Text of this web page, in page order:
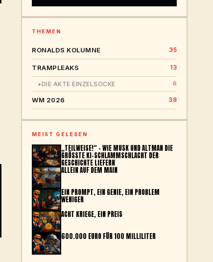
THEMEN
RONALDS KOLUMNE 35
TRAMPLEAKS 13
▸DIE AKTE EINZELSOCKE 6
WM 2026 38
MEIST GELESEN
„TEILWEISE!“ – WIE MUSK UND ALTMAN DIE
GRÖSSTE KI-SCHLAMMSCHLACHT DER G
ESCHICHTE LIEFERN
ALLEIN AUF DEM MAIN
EIN PROMPT, EIN GENIE, EIN PROBLEM
WENIGER
ACHT KRIEGE, EIN PREIS
600.000 EURO FÜR 100 MILLILITER